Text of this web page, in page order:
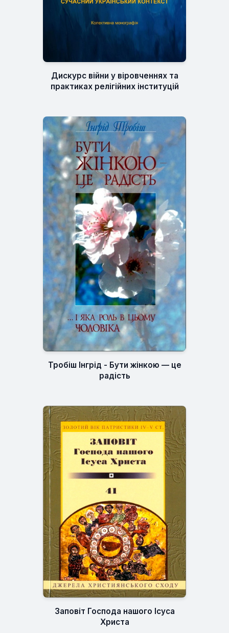
Дискурс війни у віровченнях та
практиках релігійних інституцій
Тробіш Інгрід - Бути жінкою — це
радість
Заповіт Господа нашого Ісуса
Христа